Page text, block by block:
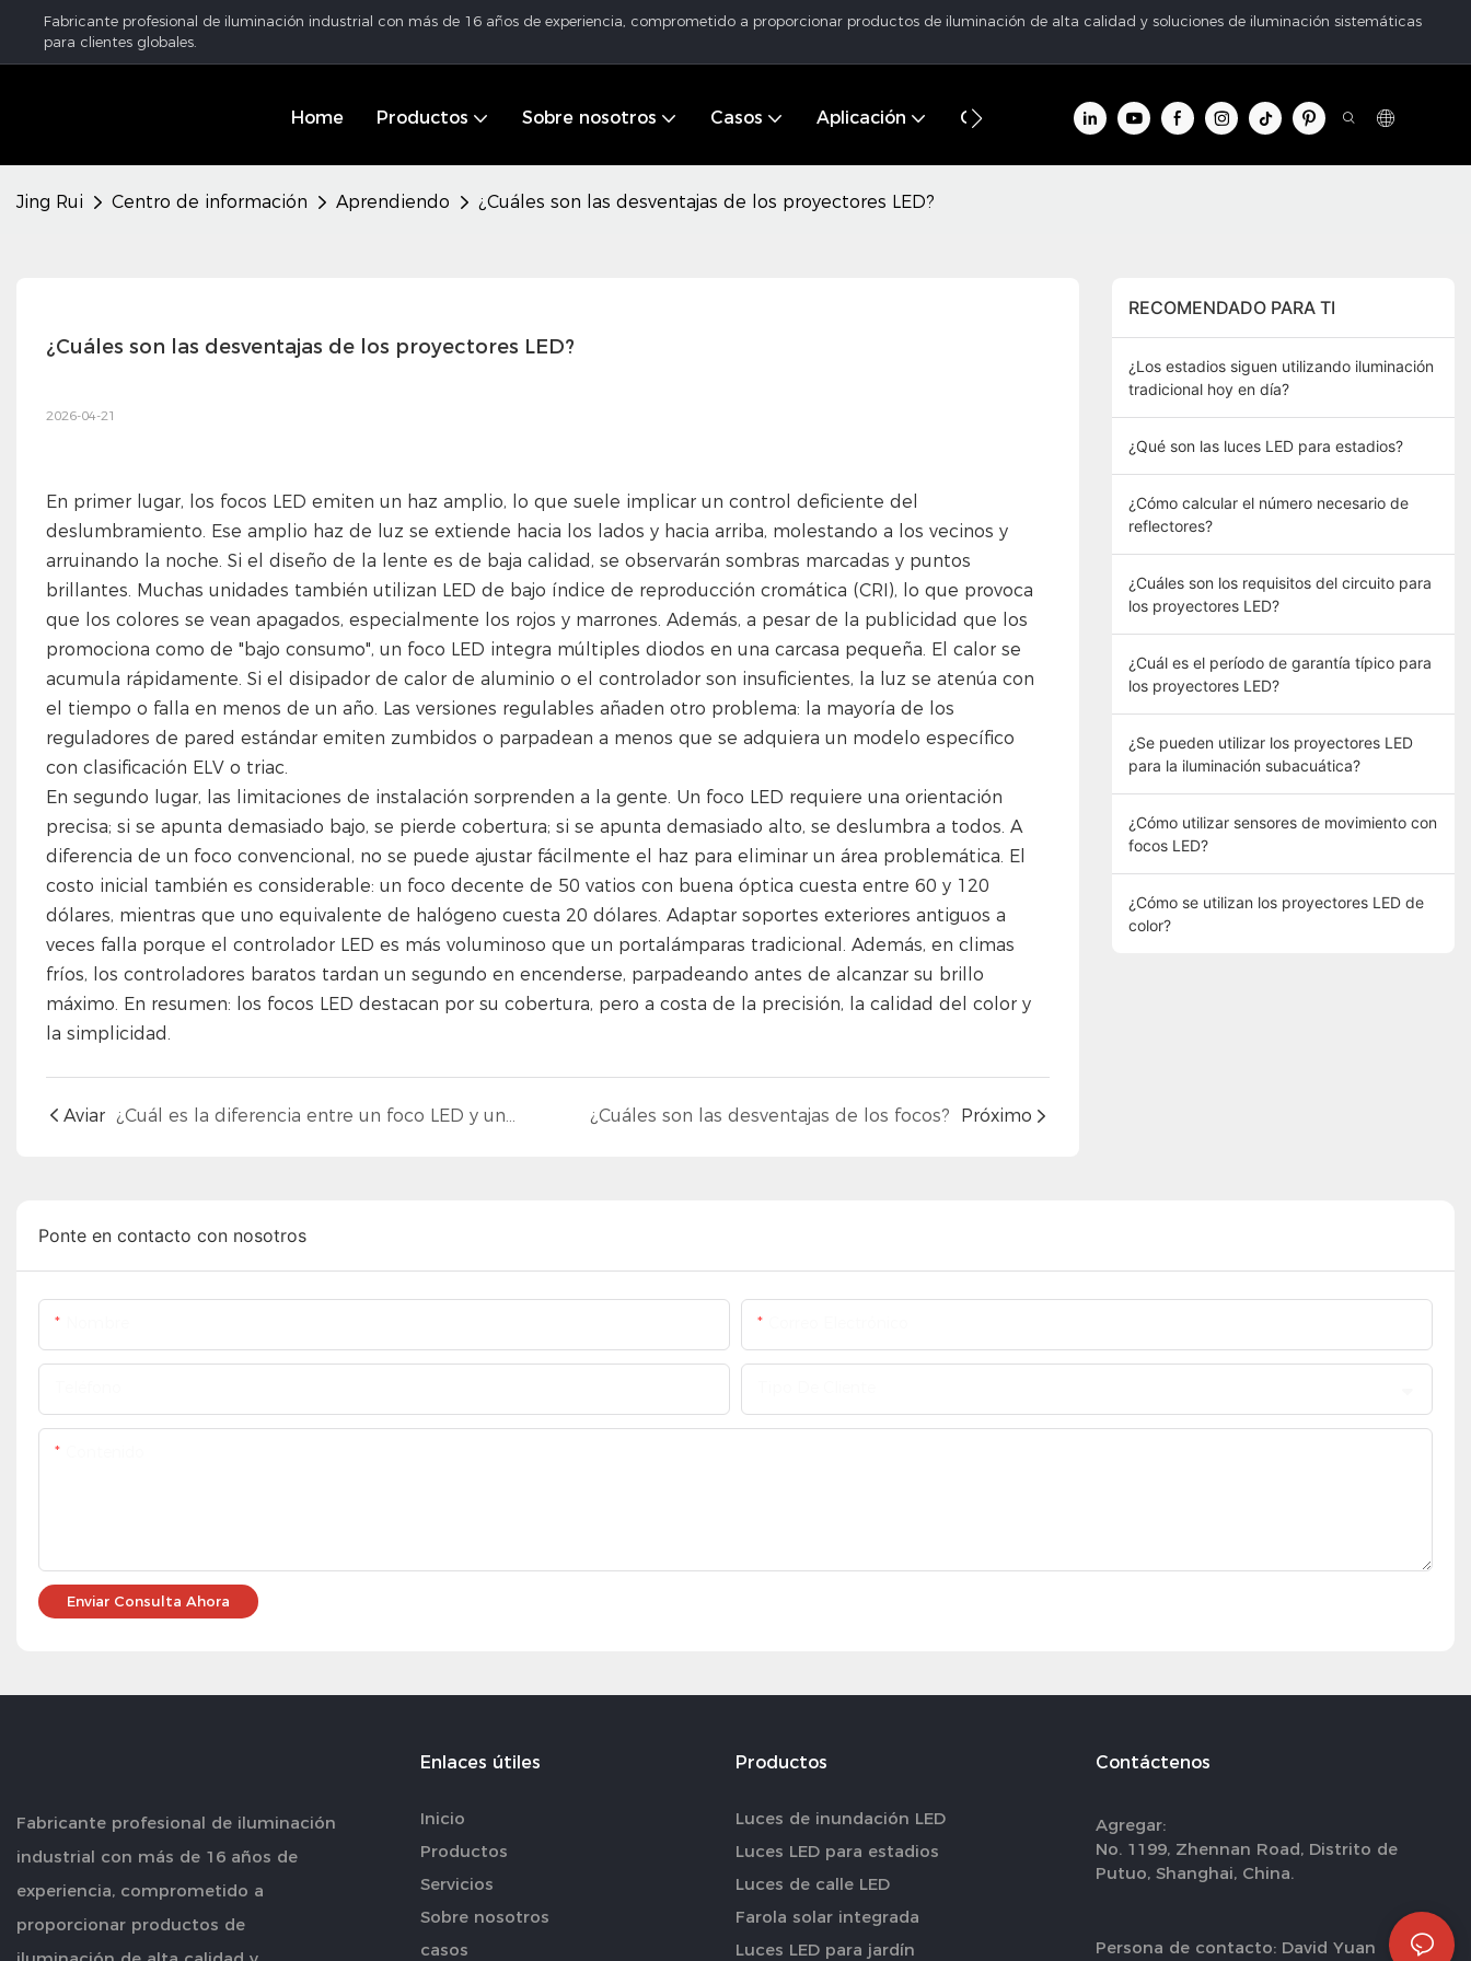
Fabricante profesional de iluminación industrial con más de 16 años de experiencia, comprometido a proporcionar productos de iluminación de alta calidad y soluciones de iluminación sistemáticas
para clientes globales.
Home Productos Sobre nosotros Casos Aplicación Centro de información Contacto
Jing Rui Centro de información Aprendiendo ¿Cuáles son las desventajas de los proyectores LED?
¿Cuáles son las desventajas de los proyectores LED?
2026-04-21
En primer lugar, los focos LED emiten un haz amplio, lo que suele implicar un control deficiente del
deslumbramiento. Ese amplio haz de luz se extiende hacia los lados y hacia arriba, molestando a los vecinos y
arruinando la noche. Si el diseño de la lente es de baja calidad, se observarán sombras marcadas y puntos
brillantes. Muchas unidades también utilizan LED de bajo índice de reproducción cromática (CRI), lo que provoca
que los colores se vean apagados, especialmente los rojos y marrones. Además, a pesar de la publicidad que los
promociona como de "bajo consumo", un foco LED integra múltiples diodos en una carcasa pequeña. El calor se
acumula rápidamente. Si el disipador de calor de aluminio o el controlador son insuficientes, la luz se atenúa con
el tiempo o falla en menos de un año. Las versiones regulables añaden otro problema: la mayoría de los
reguladores de pared estándar emiten zumbidos o parpadean a menos que se adquiera un modelo específico
con clasificación ELV o triac.
En segundo lugar, las limitaciones de instalación sorprenden a la gente. Un foco LED requiere una orientación
precisa; si se apunta demasiado bajo, se pierde cobertura; si se apunta demasiado alto, se deslumbra a todos. A
diferencia de un foco convencional, no se puede ajustar fácilmente el haz para eliminar un área problemática. El
costo inicial también es considerable: un foco decente de 50 vatios con buena óptica cuesta entre 60 y 120
dólares, mientras que uno equivalente de halógeno cuesta 20 dólares. Adaptar soportes exteriores antiguos a
veces falla porque el controlador LED es más voluminoso que un portalámparas tradicional. Además, en climas
fríos, los controladores baratos tardan un segundo en encenderse, parpadeando antes de alcanzar su brillo
máximo. En resumen: los focos LED destacan por su cobertura, pero a costa de la precisión, la calidad del color y
la simplicidad.
Aviar ¿Cuál es la diferencia entre un foco LED y un proyector LED? ¿Cuáles son las desventajas de los focos? Próximo
RECOMENDADO PARA TI
¿Los estadios siguen utilizando iluminación
tradicional hoy en día?
¿Qué son las luces LED para estadios?
¿Cómo calcular el número necesario de
reflectores?
¿Cuáles son los requisitos del circuito para
los proyectores LED?
¿Cuál es el período de garantía típico para
los proyectores LED?
¿Se pueden utilizar los proyectores LED
para la iluminación subacuática?
¿Cómo utilizar sensores de movimiento con
focos LED?
¿Cómo se utilizan los proyectores LED de
color?
Ponte en contacto con nosotros
Enviar Consulta Ahora
Fabricante profesional de iluminación
industrial con más de 16 años de
experiencia, comprometido a
proporcionar productos de
Enlaces útiles
Inicio
Productos
Servicios
Sobre nosotros
casos
Productos
Luces de inundación LED
Luces LED para estadios
Luces de calle LED
Farola solar integrada
Luces LED para jardín
Contáctenos
Agregar:
No. 1199, Zhennan Road, Distrito de
Putuo, Shanghai, China.
Persona de contacto: David Yuan